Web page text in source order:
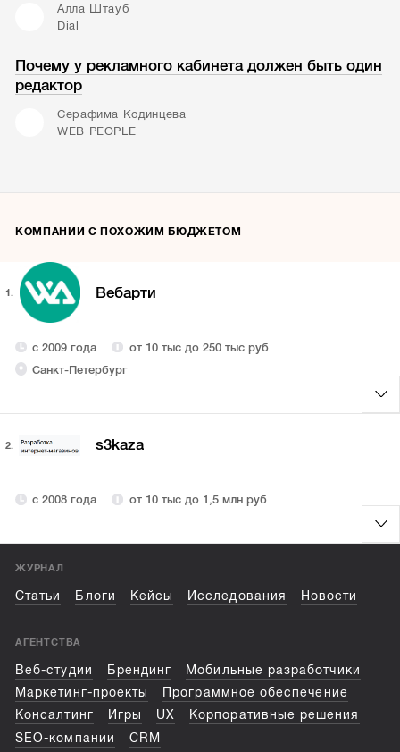
Алла Штауб
Dial
Почему у рекламного кабинета должен быть один
редактор
Серафима Кодинцева
WEB PEOPLE
КОМПАНИИ С ПОХОЖИМ БЮДЖЕТОМ
1. Вебарти
с 2009 года
от 10 тыс до 250 тыс руб
Санкт-Петербург
2. s3kaza
с 2008 года от 10 тыс до 1,5 млн руб
ЖУРНАЛ
Статьи Блоги Кейсы Исследования Новости
АГЕНТСТВА
Веб-студии Брендинг
Мобильные разработчики
Маркетинг-проекты
Программное обеспечение
Консалтинг
Игры UX
Корпоративные решения
SEO-компании
CRM